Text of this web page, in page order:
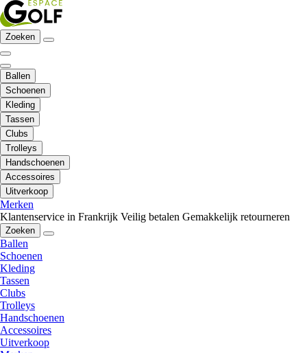
Zoeken
Ballen
Schoenen
Kleding
Tassen
Clubs
Trolleys
Handschoenen
Accessoires
Uitverkoop
Merken
Klantenservice in Frankrijk Veilig betalen Gemakkelijk retourneren
Zoeken
Ballen
Schoenen
Kleding
Tassen
Clubs
Trolleys
Handschoenen
Accessoires
Uitverkoop